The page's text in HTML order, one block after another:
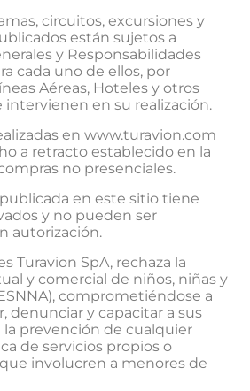
circuitos, excursiones y
están sujetos a
y Responsabilidades
cada uno de ellos, por
Aéreas, Hoteles y otros
intervienen en su realización.
en www.turavion.com
a retracto establecido en la
no presenciales.
en este sitio tiene
y no pueden ser
autorización.
Turavion SpA, rechaza la
y comercial de niños, niñas y
comprometiéndose a
denunciar y capacitar a sus
la prevención de cualquier
de servicios propios o
involucren a menores de